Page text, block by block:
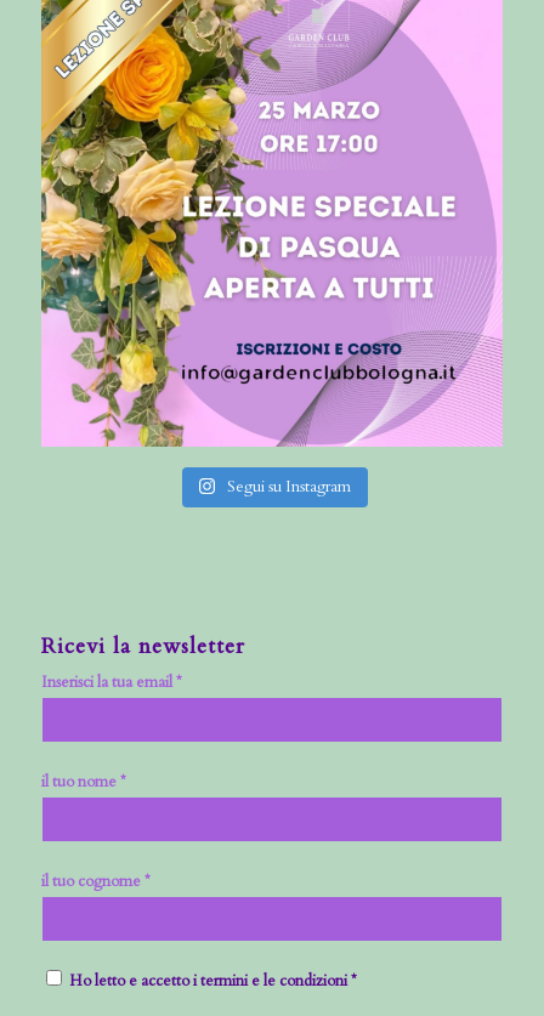
Segui su Instagram
Ricevi la newsletter
Inserisci la tua email *
il tuo nome *
il tuo cognome *
Ho letto e accetto i termini e le condizioni *